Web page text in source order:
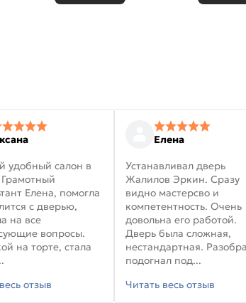
удобный салон в
Елена, помогла
с дверью,
на все
вопросы.
на торте, стала
отзыв
Елена
Устанавливал дверь
Жалилов Эркин. Сразу
видно мастерсво и
компетентность. Очень
довольна его работой.
Дверь была сложная,
нестандартная.
подогнал под...
Читать весь отзыв